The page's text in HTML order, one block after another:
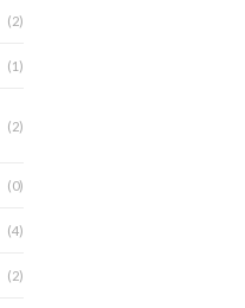
(2)
(1)
(2)
(0)
(4)
(2)